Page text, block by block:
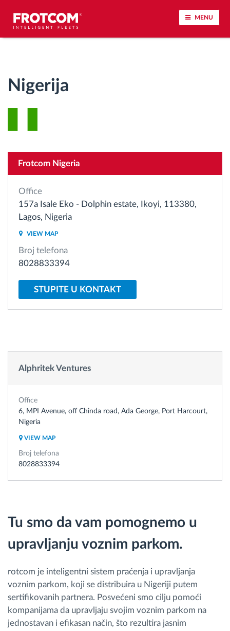
MENU
Analiza ponašanja u vožnji
Kontrola pristupa
Upravljanje gorivom
Planiranje i nadgledanje rute
Automatska identifikacija vozača
Kako rešavamo sve aktivnosti voznog parka
Kalkulator uštede
Nigerija
Frotcom Nigeria
Office
157a Isale Eko - Dolphin estate, Ikoyi, 113380,
Lagos, Nigeria
VIEW MAP
Broj telefona
8028833394
STUPITE U KONTAKT
Alphritek Ventures
Office
6, MPI Avenue, off Chinda road, Ada George, Port Harcourt,
Nigeria
VIEW MAP
Broj telefona
8028833394
Tu smo da vam pomognemo u
upravljanju voznim parkom.
rotcom je inteligentni sistem praćenja i upravljanja
voznim parkom, koji se distribuira u Nigeriji putem
sertifikovanih partnera. Posvećeni smo cilju pomoći
kompanijama da upravljaju svojim voznim parkom na
jednostavan i efikasan način, što rezultira jasnim